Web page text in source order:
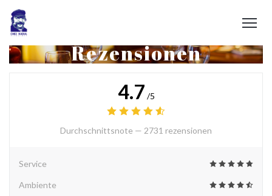
Rezensionen
4.7 /5
Durchschnittsnote — 2731 rezensionen
Service
Ambiente